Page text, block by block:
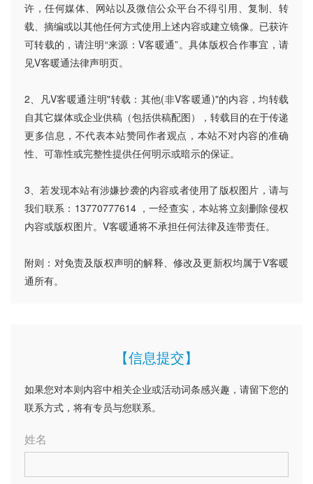
许，任何媒体、网站以及微信公众平台不得引用、复制、转
载、摘编或以其他任何方式使用上述内容或建立镜像。已获许
可转载的，请注明“来源：V客暖通”。具体版权合作事宜，请
见V客暖通法律声明页。
2、凡V客暖通注明"转载：其他(非V客暖通)"的内容，均转载
自其它媒体或企业供稿（包括供稿配图），转载目的在于传递
更多信息，不代表本站赞同作者观点，本站不对内容的准确
性、可靠性或完整性提供任何明示或暗示的保证。
3、若发现本站有涉嫌抄袭的内容或者使用了版权图片，请与
我们联系：13770777614 ，一经查实，本站将立刻删除侵权
内容或版权图片。V客暖通将不承担任何法律及连带责任。
附则：对免责及版权声明的解释、修改及更新权均属于V客暖
通所有。